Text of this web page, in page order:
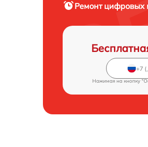
Ремонт цифровых
Нажимая на кнопку